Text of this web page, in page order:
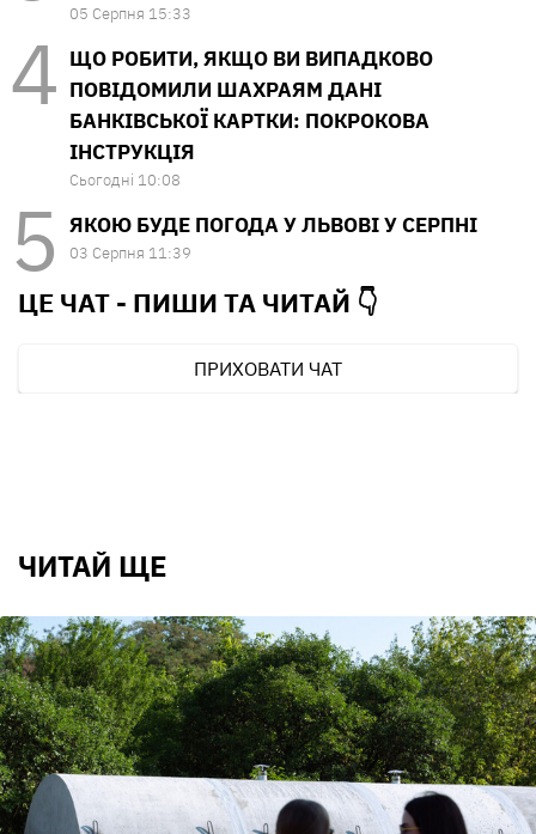
05 Серпня 15:33
ЩО РОБИТИ, ЯКЩО ВИ ВИПАДКОВО
ПОВІДОМИЛИ ШАХРАЯМ ДАНІ
БАНКІВСЬКОЇ КАРТКИ: ПОКРОКОВА
ІНСТРУКЦІЯ
Сьогодні 10:08
ЯКОЮ БУДЕ ПОГОДА У ЛЬВОВІ У СЕРПНІ
03 Серпня 11:39
ЦЕ ЧАТ - ПИШИ ТА ЧИТАЙ 👇
ПРИХОВАТИ ЧАТ
ЧИТАЙ ЩЕ